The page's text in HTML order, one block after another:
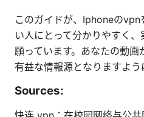
このガイドが、Iphoneの
い人にとって分かりやすく
願っています。あなたの動
有益な情報源となりますよう
Sources: